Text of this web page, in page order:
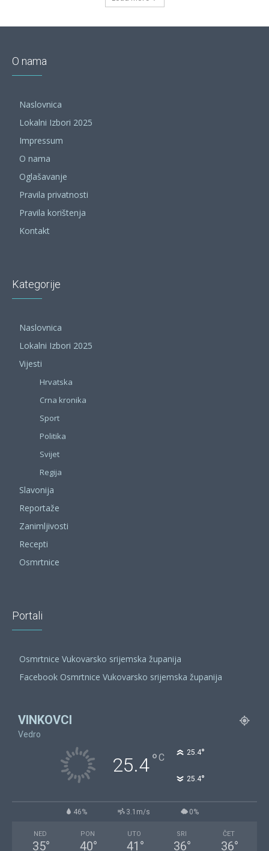
O nama
Naslovnica
Lokalni Izbori 2025
Impressum
O nama
Oglašavanje
Pravila privatnosti
Pravila korištenja
Kontakt
Kategorije
Naslovnica
Lokalni Izbori 2025
Vijesti
Hrvatska
Crna kronika
Sport
Politika
Svijet
Regija
Slavonija
Reportaže
Zanimljivosti
Recepti
Osmrtnice
Portali
Osmrtnice Vukovarsko srijemska županija
Facebook Osmrtnice Vukovarsko srijemska županija
VINKOVCI
Vedro
25.4°C 25.4°
25.4°
46% 3.1m/s 0%
NED
35°
PON
40°
UTO
41 °
SRI
36°
ČET
36°